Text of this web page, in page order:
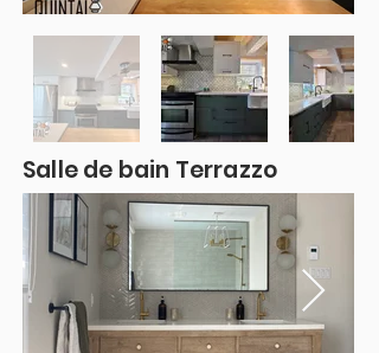
Salle de bain Terrazzo